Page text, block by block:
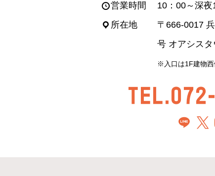
営業時間
10：00～深夜
所在地
〒666-0017
号 オアシス
※入口は1F建物西